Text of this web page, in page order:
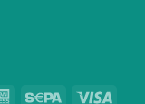
American Sepa